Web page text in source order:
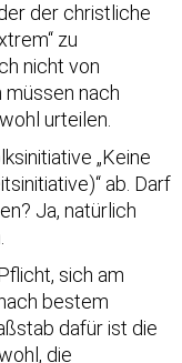
der christliche
zu
nicht von
nach
urteilen.
„Keine
ab. Darf
Ja, natürlich
sich am
bestem
dafür ist die
die